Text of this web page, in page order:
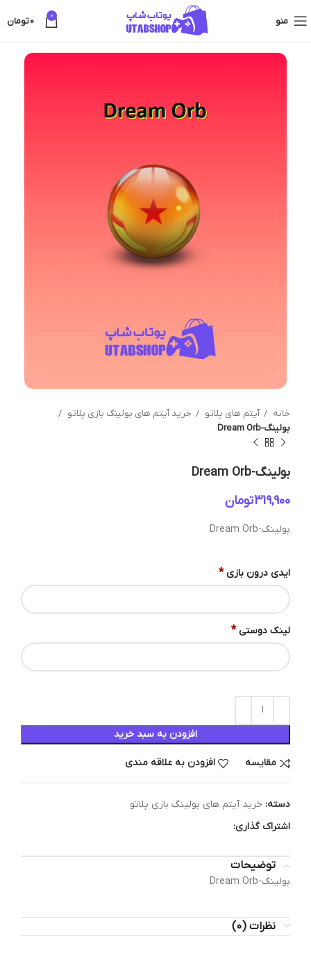
منو 0
0تومان
خانه آیتم های پلاتو
خرید آیتم های بولینگ بازی پلاتو
بولینگ-Dream Orb
بولینگ-Dream Orb
تومان
بولینگ-Dream Orb
ایدی درون بازی *
لینک دوستی *
افزودن به سبد خرید
مقایسه افزودن به علاقه مندی
دسته: خرید آیتم های بولینگ بازی پلاتو
اشتراک گذاری:
توضیحات
بولینگ-Dream Orb
نظرات (0)